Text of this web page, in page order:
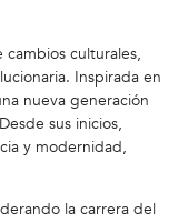
culturales,
Inspirada en
nueva generación
sus inicios,
y modernidad,
la carrera del